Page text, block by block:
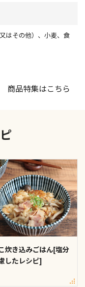
はその他）、小麦、食
商品特集はこちら
炊き込みごはん[塩分
したレシピ]